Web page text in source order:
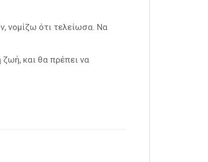
νομίζω ότι τελείωσα. Να
και θα πρέπει να